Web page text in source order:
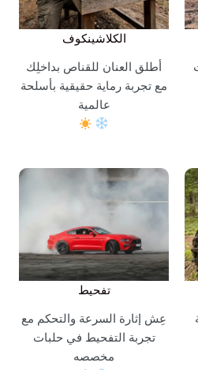
الكلاشينكوف
أطلق العنان للقناص بداخلِك
مع تجربة رماية حقيقية بأسلحة
عالمية
تفحيط
عِش إثارة السرعة والتحكم مع
تجربة التفحيط في حلبات
مخصصه